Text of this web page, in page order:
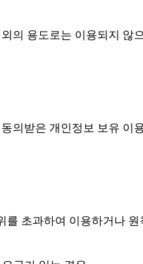
의 용도로는 이용되지 않
의받은 개인정보 보유 이
초과하여 이용하거나